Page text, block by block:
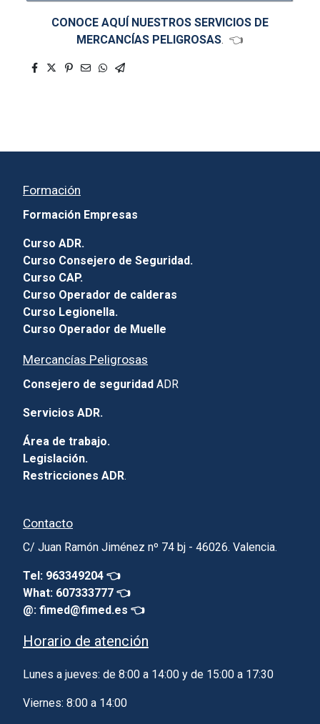
CONOCE AQUÍ NUESTROS SERVICIOS DE
MERCANCÍAS PELIGROSAS. 👈
Formación
Formación Empresas
Curso ADR.
Curso Consejero de Seguridad.
Curso CAP.
Curso Operador de calderas
Curso Legionella.
Curso Operador de Muelle
Mercancías Peligrosas
Consejero de seguridad ADR
Servicios ADR.
Área de trabajo.
Legislación.
Restricciones ADR.
Contacto
C/ Juan Ramón Jiménez nº 74 bj - 46026. Valencia.
Tel: 963349204 👈
What: 607333777 👈
@: fimed@fimed.es 👈
Horario de atención
Lunes a jueves: de 8:00 a 14:00 y de 15:00 a 17:30
Viernes: 8:00 a 14:00